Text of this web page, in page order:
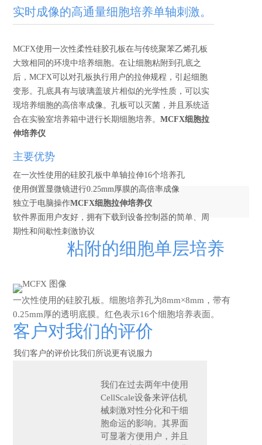
实时成像的高通量细胞培养单轴刺激。
MCFX使用一次性柔性硅胶孔板在与传统聚苯乙烯孔板
大致相同的环境中培养细胞。在让细胞粘附到孔底之
后，MCFX可以对孔板执行用户的拉伸规程，引起细胞
变形。孔底具有与玻璃盖玻片相似的光学性质，可以实
现培养细胞的高倍率成像。孔板可以灭菌，并且系统适
合在实验室培养箱中进行长期细胞培养。MCFX细胞拉
伸培养仪
主要优势
在一次性使用的硅胶孔板中单轴拉伸16个培养孔
使用倒置显微镜进行0.25mm厚膜的高倍率成像
独立于电脑操作MCFX细胞拉伸培养仪
软件界面用户友好，拥有下载到设备控制器的简单、周
期性和间歇性刺激协议
粘附的细胞单层培养
一次性使用的硅胶孔板。细胞培养孔为8mm×8mm，带有
0.25mm厚的透明底膜。红色表示16个细胞培养表面。
客户对我们的评价
我们客户的评价比我们所说更有说服力
我们在过去两年中使用
CellScale设备来评估机
械刺激对性分化和干细
胞命运的影响。其界面
可显著方便用户，并且